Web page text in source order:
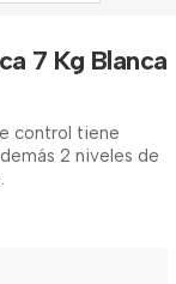
7 Kg Blanca
control tiene
2 niveles de